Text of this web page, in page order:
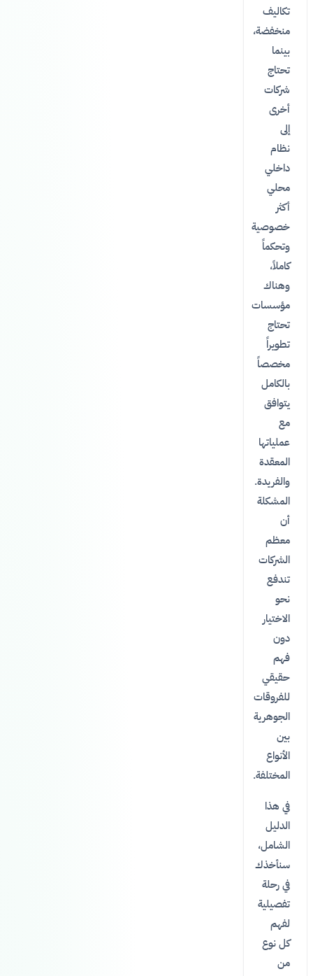
تكاليف
منخفضة،
بينما
تحتاج
شركات
أخرى
إلى
نظام
داخلي
محلي
أكثر
خصوصية
وتحكماً
كاملاً،
وهناك
مؤسسات
تحتاج
تطويراً
مخصصاً
بالكامل
يتوافق
مع
عملياتها
المعقدة
والفريدة.
المشكلة
أن
معظم
الشركات
تندفع
نحو
الاختيار
دون
فهم
حقيقي
للفروقات
الجوهرية
بين
الأنواع
المختلفة.
في هذا
الدليل
الشامل،
سنأخذك
في رحلة
تفصيلية
لفهم
كل نوع
من